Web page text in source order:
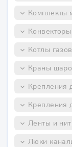
keyboard_arrow_down Комплекты
keyboard_arrow_down
keyboard_arrow_down Котлы
keyboard_arrow_down Краны
keyboard_arrow_down Крепления
keyboard_arrow_down Крепления
keyboard_arrow_down Ленты и
keyboard_arrow_down Люки